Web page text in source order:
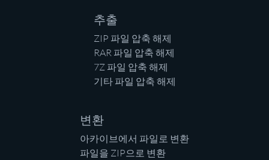
추출
ZIP 파일 압축 해제
RAR 파일 압축 해제
7Z 파일 압축 해제
기타 파일 압축 해제
변환
아카이브에서 파일로 변환
파일을 ZIP으로 변환